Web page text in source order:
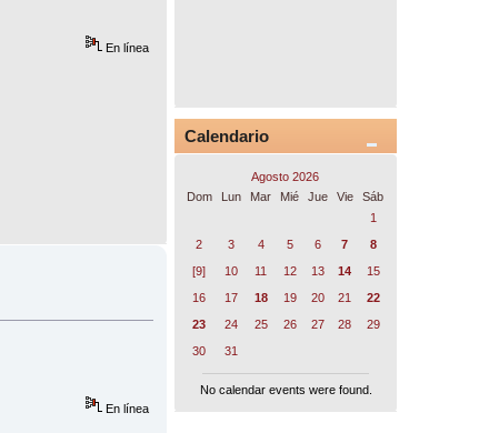
En línea
En línea
Calendario
Agosto 2026
Dom
Lun Mar Mié Jue Vie
Sáb
1
2
3 4 5 6 7
8
[9]
10 11 12 13 14
15
16
17 18 19 20 21
22
23
24 25 26 27 28
29
30
31
No calendar events were found.